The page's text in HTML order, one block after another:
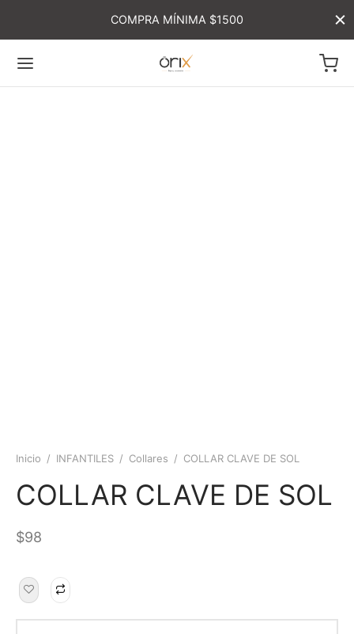
COMPRA MÍNIMA $1500
Inicio / INFANTILES / Collares / COLLAR CLAVE DE SOL
COLLAR CLAVE DE SOL
$98